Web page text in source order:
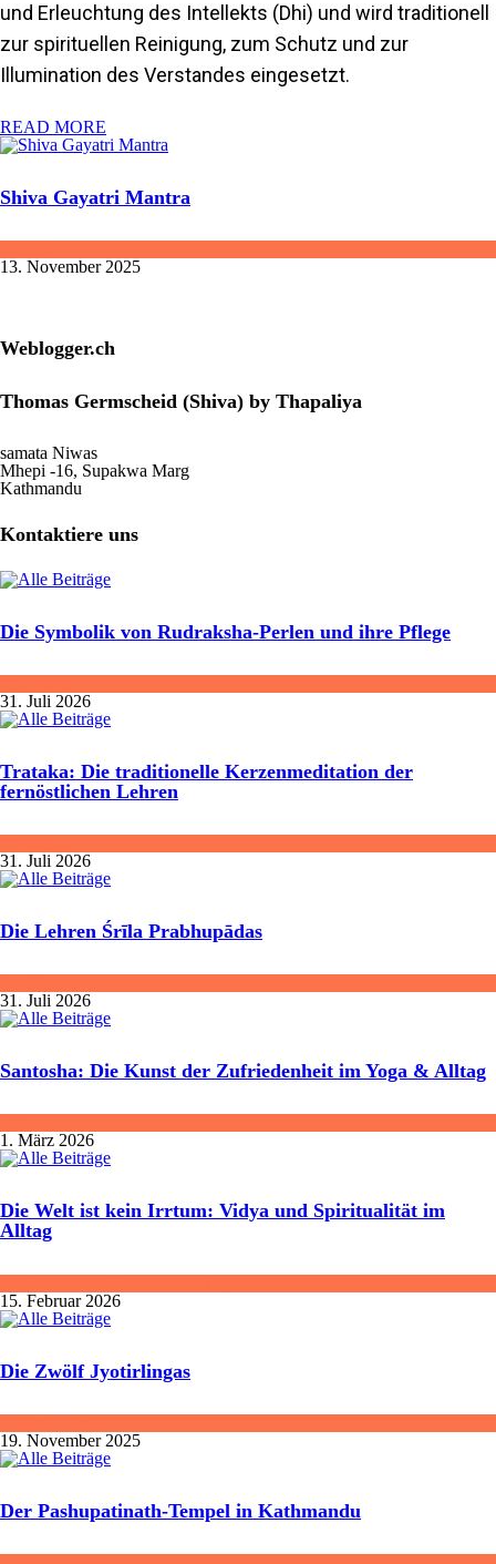
und Erleuchtung des Intellekts (Dhi) und wird traditionell
zur spirituellen Reinigung, zum Schutz und zur
Illumination des Verstandes eingesetzt.
READ MORE
Shiva Gayatri Mantra
13. November 2025
Weblogger.ch
Thomas Germscheid (Shiva) by Thapaliya
samata Niwas
Mhepi -16, Supakwa Marg
Kathmandu
Kontaktiere uns
Die Symbolik von Rudraksha-Perlen und ihre Pflege
31. Juli 2026
Trataka: Die traditionelle Kerzenmeditation der
fernöstlichen Lehren
31. Juli 2026
Die Lehren Śrīla Prabhupādas
31. Juli 2026
Santosha: Die Kunst der Zufriedenheit im Yoga & Alltag
1. März 2026
Die Welt ist kein Irrtum: Vidya und Spiritualität im
Alltag
15. Februar 2026
Die Zwölf Jyotirlingas
19. November 2025
Der Pashupatinath-Tempel in Kathmandu